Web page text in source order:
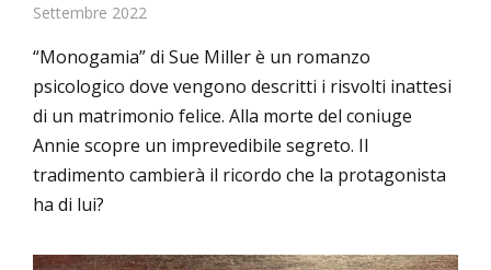
Settembre 2022
“Monogamia” di Sue Miller è un romanzo
psicologico dove vengono descritti i risvolti inattesi
di un matrimonio felice. Alla morte del coniuge
Annie scopre un imprevedibile segreto. Il
tradimento cambierà il ricordo che la protagonista
ha di lui?